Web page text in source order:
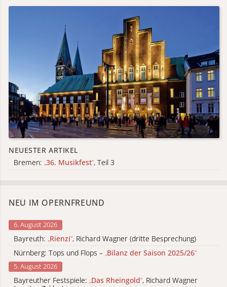
NEUESTER ARTIKEL
Bremen: „36. Musikfest“, Teil 3
NEU IM OPERNFREUND
6. August 2026
Bayreuth: „Rienzi“, Richard Wagner (dritte Besprechung)
Nürnberg: Tops und Flops – „Bilanz der Saison 2025/26“
5. August 2026
Bayreuther Festspiele: „Das Rheingold“, Richard Wagner